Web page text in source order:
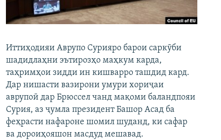
ГУЗОРИШҲОИ РАДИОӢ
Русский
ПАЙГИРӢ КУНЕД
Ҳамаи сомонаҳои RFE/RL
Иттиҳодияи Аврупо Сурияро барои саркӯби
шадидлаҳни эътирозҳо маҳкум карда,
таҳримҳои зидди ин кишварро ташдид кард.
Дар нишасти вазирони умури хориҷаи
аврупоӣ дар Брюссел чанд мақоми баландпояи
Сурия, аз ҷумла президент Башор Асад ба
феҳрасти нафароне шомил шуданд, ки сафар
ва дороиҳояшон масдуд мешавад.